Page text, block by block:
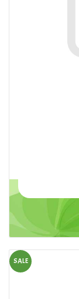
SALE